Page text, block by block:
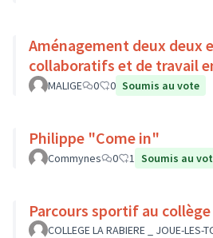
Aménagement deux deux
collaboratifs et de travail
MALIGE 0 0 Soumis au vote
Philippe "Come in"
Commynes 0 1 Soumis au
Parcours sportif au
COLLEGE LA RABIERE _ JOUE-LES-